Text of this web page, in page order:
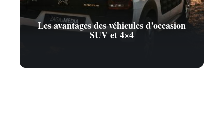
Les avantages des véhicules d’occasion
SUV et 4×4